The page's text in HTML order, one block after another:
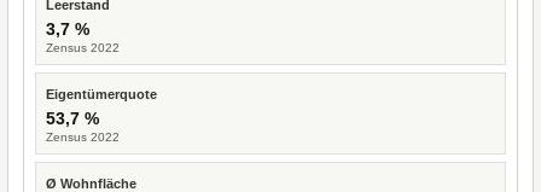
Leerstand
3,7 %
Zensus 2022
Eigentümerquote
53,7 %
Zensus 2022
Ø Wohnfläche